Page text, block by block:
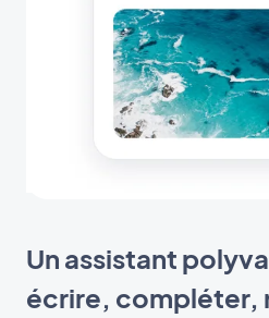
Un assistant
écrire, compléter,